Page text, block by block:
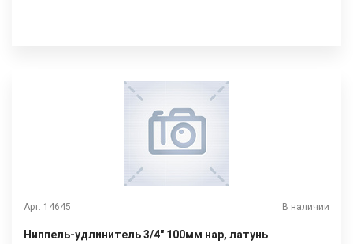
Арт. 14645 В наличии
Ниппель-удлинитель 3/4" 100мм нар, латунь